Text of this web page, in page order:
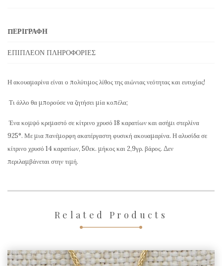
Ασημί
Κίτρινη
AQP232
ποσότητα
ΠΕΡΙΓΡΑΦΉ
ΕΠΙΠΛΈΟΝ ΠΛΗΡΟΦΟΡΊΕΣ
Η ακουαμαρίνα είναι ο πολύτιμος λίθος της αιώνιας νεότητας και ευτυχίας!
Τι άλλο θα μπορούσε να ζητήσει μία κοπέλα;
Ένα κομψό κρεμαστό σε κίτρινο χρυσό 18 καρατίων και ασήμι στερλίνα
925°. Με μια πανέμορφη ακατέργαστη φυσική ακουαμαρίνα. Η αλυσίδα σε
κίτρινο χρυσό 14 καρατίων, 50εκ. μήκος και 2,9γρ. βάρος. Δεν
περιλαμβάνεται στην τιμή.
Related Products